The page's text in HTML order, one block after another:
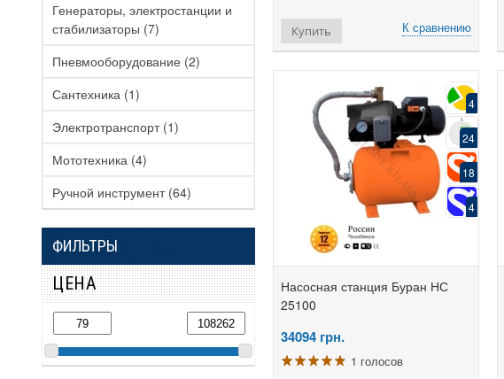
Генераторы, электростанции и
стабилизаторы (7)
Пневмооборудование (2)
Сантехника (1)
Электротранспорт (1)
Мототехника (4)
Ручной инструмент (64)
ФИЛЬТРЫ
ЦЕНА
К сравнению
Купить
4
24
18
4
Насосная станция Буран НС
25100
34094 грн.
1 голосов